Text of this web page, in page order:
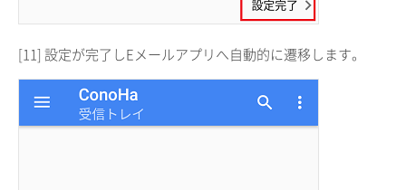
[11] 設定が完了しEメールアプリへ自動的に遷移します。